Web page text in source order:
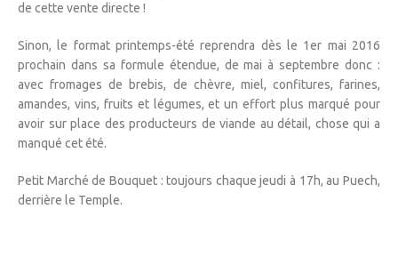
de cette vente directe !
Sinon, le format printemps-été reprendra dès le 1er mai 2016
prochain dans sa formule étendue, de mai à septembre donc :
avec fromages de brebis, de chèvre, miel, confitures, farines,
amandes, vins, fruits et légumes, et un effort plus marqué pour
avoir sur place des producteurs de viande au détail, chose qui a
manqué cet été.
Petit Marché de Bouquet : toujours chaque jeudi à 17h, au Puech,
derrière le Temple.